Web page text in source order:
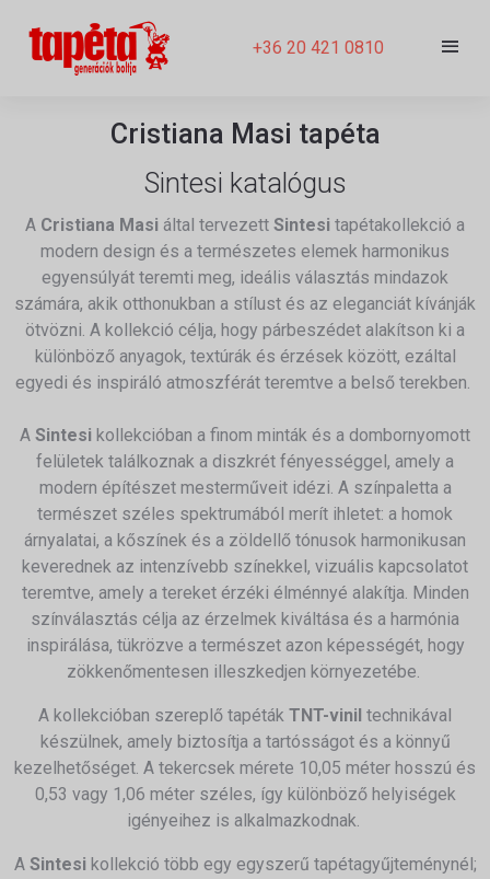
+36 20 421 0810
Cristiana Masi tapéta
Sintesi katalógus
A Cristiana Masi által tervezett Sintesi tapétakollekció a
modern design és a természetes elemek harmonikus
egyensúlyát teremti meg, ideális választás mindazok
számára, akik otthonukban a stílust és az eleganciát kívánják
ötvözni. A kollekció célja, hogy párbeszédet alakítson ki a
különböző anyagok, textúrák és érzések között, ezáltal
egyedi és inspiráló atmoszférát teremtve a belső terekben.
A Sintesi kollekcióban a finom minták és a dombornyomott
felületek találkoznak a diszkrét fényességgel, amely a
modern építészet mesterműveit idézi. A színpaletta a
természet széles spektrumából merít ihletet: a homok
árnyalatai, a kőszínek és a zöldellő tónusok harmonikusan
keverednek az intenzívebb színekkel, vizuális kapcsolatot
teremtve, amely a tereket érzéki élménnyé alakítja. Minden
színválasztás célja az érzelmek kiváltása és a harmónia
inspirálása, tükrözve a természet azon képességét, hogy
zökkenőmentesen illeszkedjen környezetébe.
A kollekcióban szereplő tapéták TNT-vinil technikával
készülnek, amely biztosítja a tartósságot és a könnyű
kezelhetőséget. A tekercsek mérete 10,05 méter hosszú és
0,53 vagy 1,06 méter széles, így különböző helyiségek
igényeihez is alkalmazkodnak.
A Sintesi kollekció több egy egyszerű tapétagyűjteménynél;